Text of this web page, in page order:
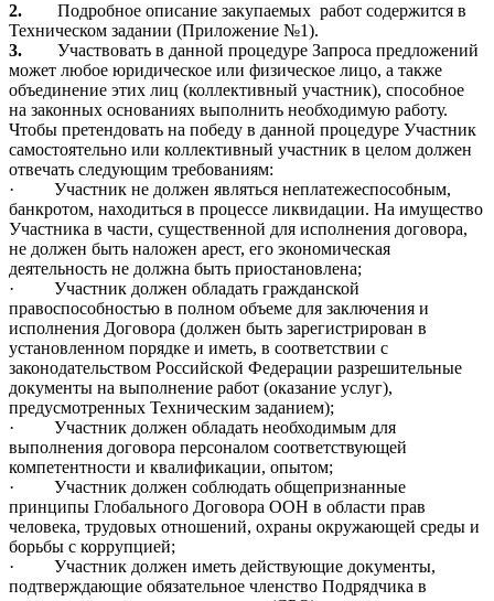
2. Подробное описание закупаемых работ содержится в
Техническом задании (Приложение №1).
3.
Участвовать в данной процедуре Запроса предложений
может любое юридическое или физическое лицо, а также
объединение этих лиц (коллективный участник), способное
на законных основаниях выполнить необходимую работу.
Чтобы претендовать на победу в данной процедуре Участник
самостоятельно или коллективный участник в целом должен
отвечать следующим требованиям:
·
Участник не должен являться неплатежеспособным,
банкротом, находиться в процессе ликвидации. На имущество
Участника в части, существенной для исполнения договора,
не должен быть наложен арест, его экономическая
деятельность не должна быть приостановлена;
·
Участник должен обладать гражданской
правоспособностью в полном объеме для заключения и
исполнения Договора (должен быть зарегистрирован в
установленном порядке и иметь, в соответствии с
законодательством Российской Федерации разрешительные
документы на выполнение работ (оказание услуг),
предусмотренных Техническим заданием);
·
Участник должен обладать необходимым для
выполнения договора персоналом соответствующей
компетентности и квалификации, опытом;
·
Участник должен соблюдать общепризнанные
принципы Глобального Договора ООН в области прав
человека, трудовых отношений, охраны окружающей среды и
борьбы с коррупцией;
·
Участник должен иметь действующие документы,
подтверждающие обязательное членство Подрядчика в